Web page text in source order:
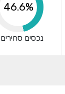
46.6%
נכסים סחירים